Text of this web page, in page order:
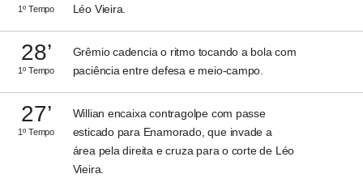
1º Tempo
Léo Vieira.
28’
1º Tempo
Grêmio cadencia o ritmo tocando a bola com
paciência entre defesa e meio-campo.
27’
1º Tempo
Willian encaixa contragolpe com passe
esticado para Enamorado, que invade a
área pela direita e cruza para o corte de Léo
Vieira.